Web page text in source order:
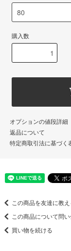
購入数
オプションの値段詳細
返品について
特定商取引法に基づく
この商品を友達に教え
この商品について問
買い物を続ける